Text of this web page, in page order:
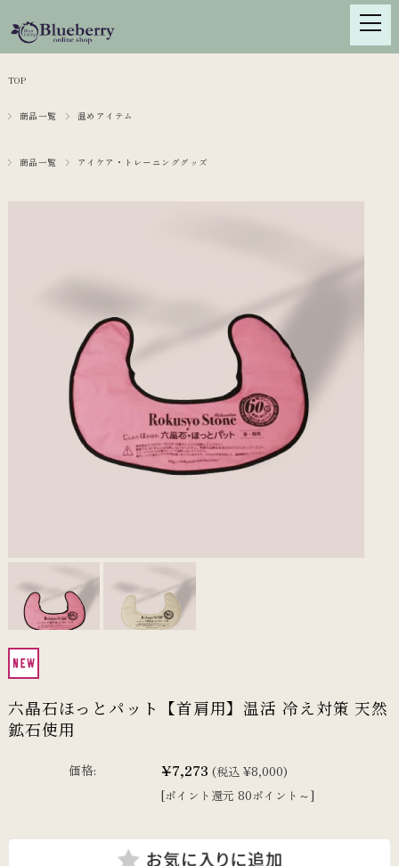
TOP
商品一覧 温めアイテム
商品一覧 アイケア・トレーニンググッズ
六晶石ほっとパット【首肩用】温活 冷え対策 天然
鉱石使用
価格: ¥7,273 (税込 ¥8,000)
[ポイント還元 80ポイント～]